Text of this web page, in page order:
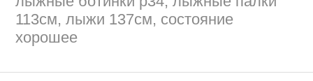
113см, лыжи 137см, состояние
хорошее